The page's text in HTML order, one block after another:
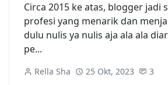
Circa 2015 ke atas, blogger jadi
profesi yang menarik dan
dulu nulis ya nulis aja ala ala
pe...
Rella Sha 25 Okt, 2023 3